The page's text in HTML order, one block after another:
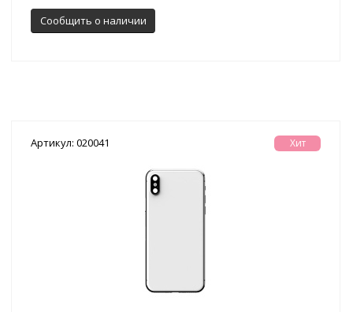
Сообщить о наличии
Артикул: 020041 Хит